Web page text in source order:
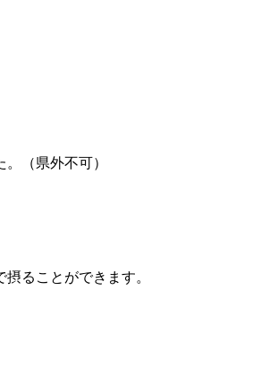
（県外不可）
ることができます。